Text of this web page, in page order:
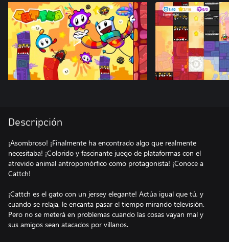
Descripción
¡Asombroso! ¡Finalmente ha encontrado algo que realmente
necesitaba! ¡Colorido y fascinante juego de plataformas con el
atrevido animal antropomórfico como protagonista! ¡Conoce a
Cattch!
¡Cattch es el gato con un jersey elegante! Actúa igual que tú, y
cuando se relaja, le encanta pasar el tiempo mirando televisión.
Pero no se meterá en problemas cuando las cosas vayan mal y
sus amigos sean atacados por villanos.